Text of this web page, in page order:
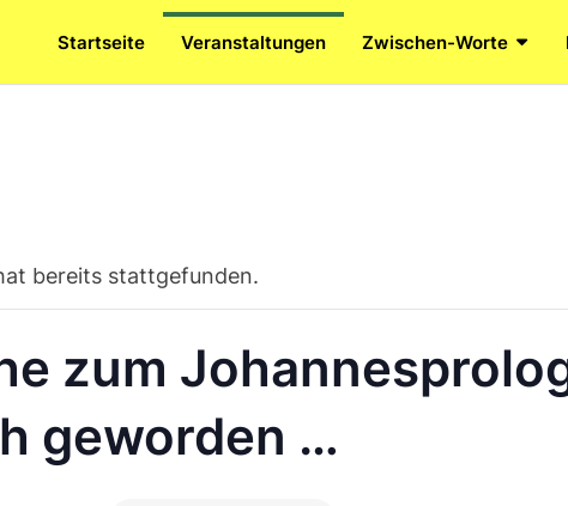
Startseite Veranstaltungen Zwischen-Worte
bereits stattgefunden.
zum
geworden …